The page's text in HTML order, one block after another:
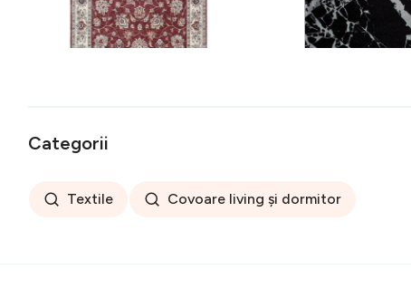
Ivory, 100% poliester, 80 x 150 cm
Silver XW, 80x300 cm
441 lei
Categorii
Textile Covoare living și dormitor